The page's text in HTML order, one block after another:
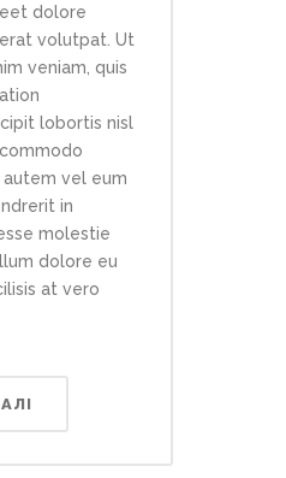
dolore
volutpat. Ut
veniam, quis
lobortis nisl
autem vel eum
in
molestie
dolore eu
at vero